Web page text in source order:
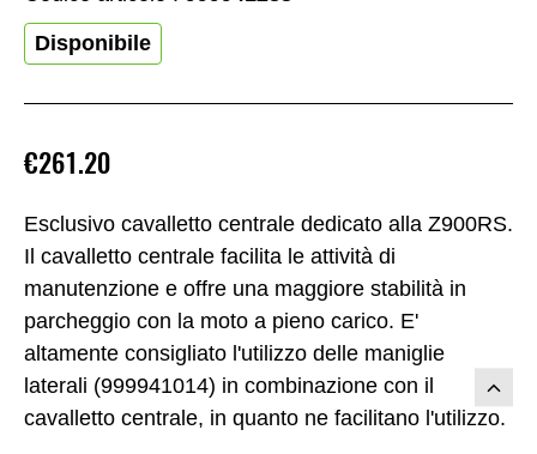
Esclusivo cavalletto centrale dedicato alla Z900RS.
Il cavalletto centrale facilita le attività di
manutenzione e offre una maggiore stabilità in
parcheggio con la moto a pieno carico. E'
altamente consigliato l'utilizzo delle maniglie
laterali (999941014) in combinazione con il
cavalletto centrale, in quanto ne facilitano l'utilizzo.
€261.20
Disponibile